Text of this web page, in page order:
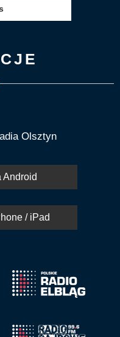
Olsztyn
Android
/ iPad